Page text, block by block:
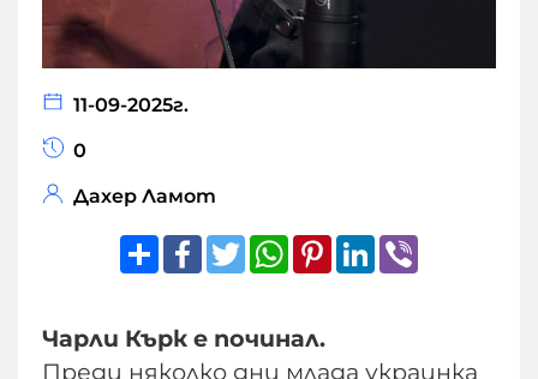
11-09-2025г.
0
Дахер Ламот
ShareFacebook
TwitterWhatsApp
Pinterest
LinkedIn
Чарли Кърк е починал.
Преди няколко дни млада украинка